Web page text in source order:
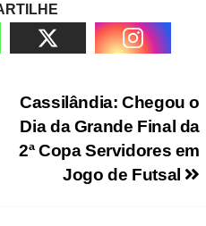
Post
Cassilândia: Chegou o
Dia da Grande Final da
2ª Copa Servidores em
Jogo de Futsal